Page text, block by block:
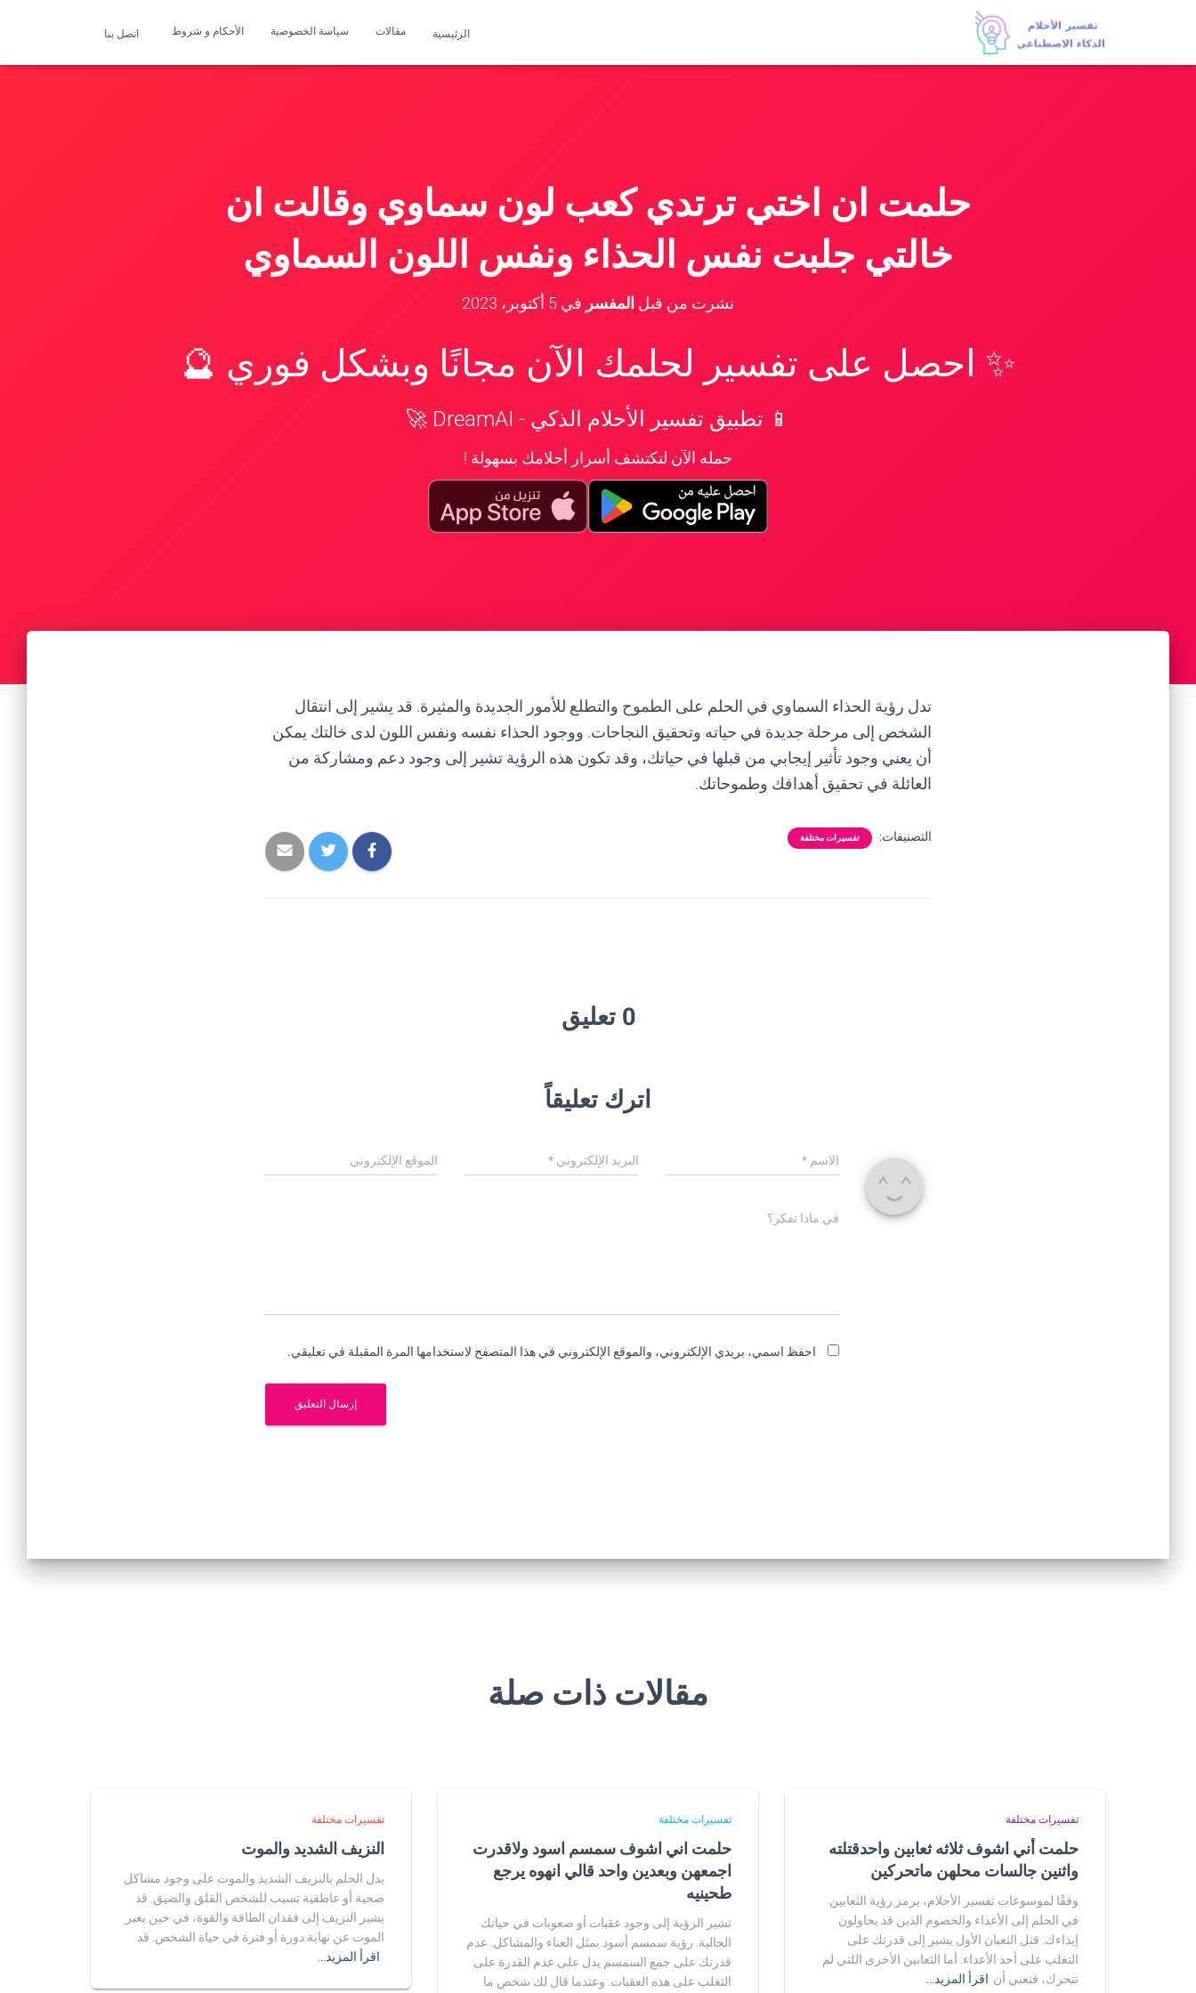
الرئيسية مقالات سياسة الخصوصية الأحكام و شروط اتصل بنا
حلمت ان اختي ترتدي كعب لون سماوي وقالت ان
خالتي جلبت نفس الحذاء ونفس اللون السماوي
نشرت من قبل المفسر في 5 أكتوبر، 2023
✨ احصل على تفسير لحلمك الآن مجانًا وبشكل فوري 🔮
📱 تطبيق تفسير الأحلام الذكي - DreamAI 🚀
حمله الآن لتكتشف أسرار أحلامك بسهولة !
تدل رؤية الحذاء السماوي في الحلم على الطموح والتطلع للأمور الجديدة والمثيرة. قد يشير إلى انتقال
الشخص إلى مرحلة جديدة في حياته وتحقيق النجاحات. ووجود الحذاء نفسه ونفس اللون لدى خالتك يمكن
أن يعني وجود تأثير إيجابي من قبلها في حياتك، وقد تكون هذه الرؤية تشير إلى وجود دعم ومشاركة من
العائلة في تحقيق أهدافك وطموحاتك.
التصنيفات: تفسيرات مختلفة
0 تعليق
اترك تعليقاً
الاسم * البريد الإلكتروني* الموقع الإلكتروني
في ماذا تفكر؟
احفظ اسمي، بريدي الإلكتروني، والموقع الإلكتروني في هذا المتصفح لاستخدامها المرة المقبلة في تعليقي.
مقالات ذات صلة
تفسيرات مختلفة
حلمت أني اشوف ثلاثه ثعابين واحدقتلته
واثنين جالسات محلهن ماتحركين
وفقًا لموسوعات تفسير الأحلام، يرمز رؤية الثعابين
في الحلم إلى الأعداء والخصوم الذين قد يحاولون
إيذاءك. قتل الثعبان الأول يشير إلى قدرتك على
التغلب على أحد الأعداء. أما الثعابين الأخرى اللتي لم
تتحرك، فتعني أن اقرأ المزيد…
تفسيرات مختلفة
حلمت اني اشوف سمسم اسود ولاقدرت
اجمعهن وبعدين واحد قالي انهوه يرجع
طحينيه
تشير الرؤية إلى وجود عقبات أو صعوبات في حياتك
الحالية. رؤية سمسم أسود يمثل العناء والمشاكل. عدم
قدرتك على جمع السمسم يدل على عدم القدرة على
التغلب على هذه العقبات. وعندما قال لك شخص ما
تفسيرات مختلفة
النزيف الشديد والموت
يدل الحلم بالنزيف الشديد والموت على وجود مشاكل
صحية أو عاطفية تسبب للشخص القلق والضيق. قد
يشير النزيف إلى فقدان الطاقة والقوة، في حين يعبر
الموت عن نهاية دورة أو فترة في حياة الشخص. قد
اقرأ المزيد…